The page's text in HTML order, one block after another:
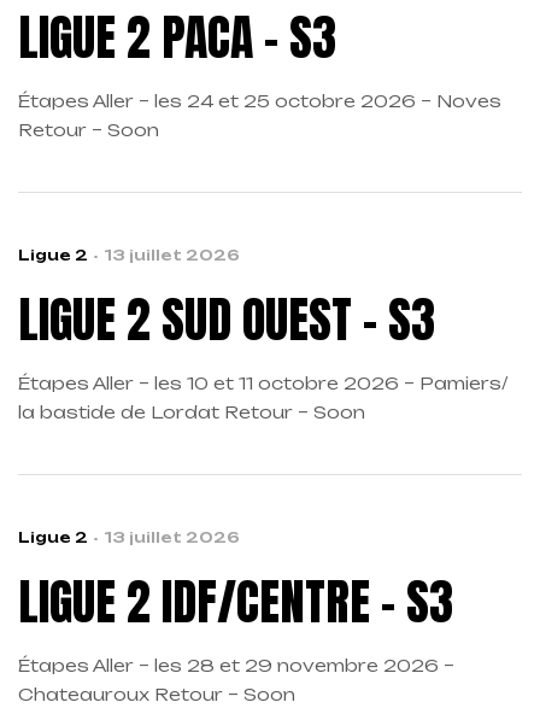
LIGUE 2 PACA – S3
Étapes Aller – les 24 et 25 octobre 2026 – Noves
Retour – Soon
Ligue 2 13 juillet 2026
LIGUE 2 SUD OUEST – S3
Étapes Aller – les 10 et 11 octobre 2026 – Pamiers/
la bastide de Lordat Retour – Soon
Ligue 2 13 juillet 2026
LIGUE 2 IDF/CENTRE – S3
Étapes Aller – les 28 et 29 novembre 2026 –
Chateauroux Retour – Soon